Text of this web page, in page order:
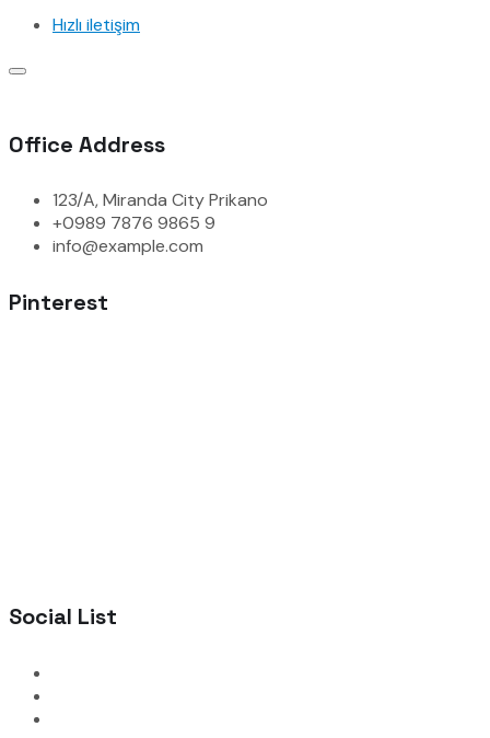
Hızlı iletişim
Office Address
123/A, Miranda City Prikano
+0989 7876 9865 9
info@example.com
Pinterest
Social List